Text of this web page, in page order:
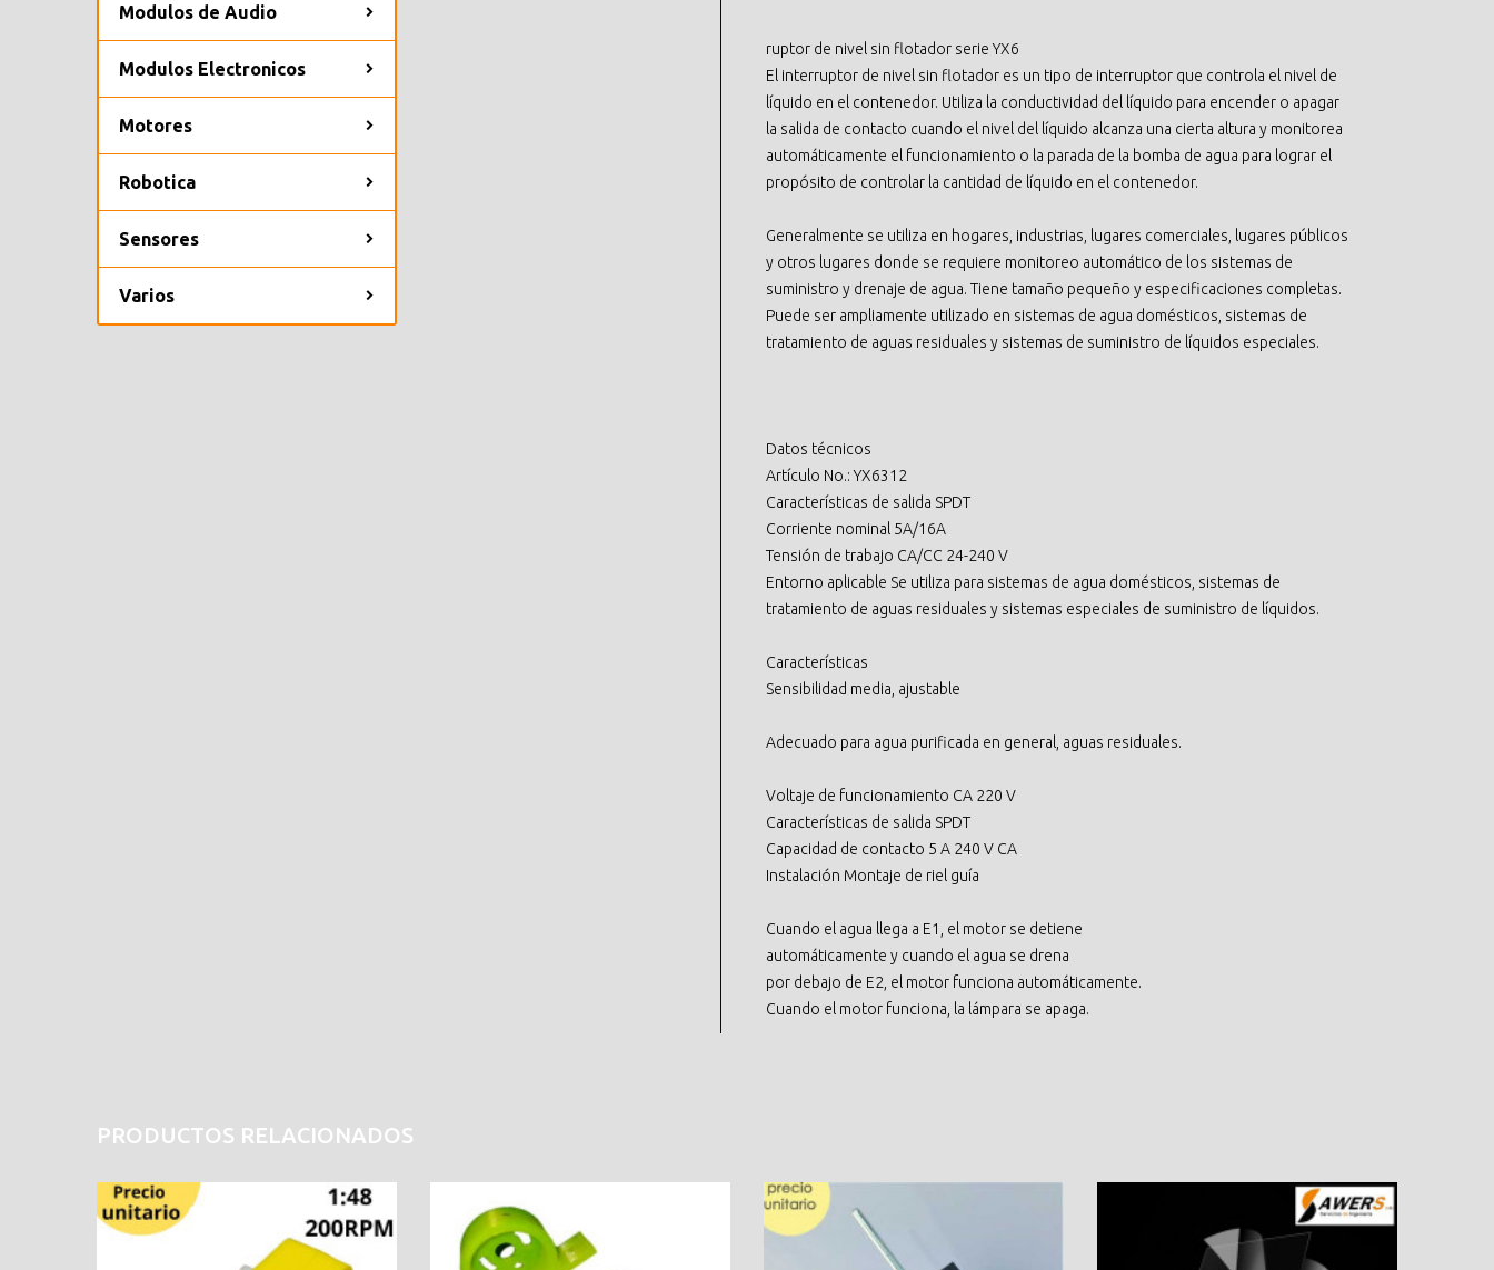
Modulos de Audio
Modulos Electronicos
Motores
Robotica
Sensores
Varios
ruptor de nivel sin flotador serie YX6
El interruptor de nivel sin flotador es un tipo de interruptor que controla el nivel de
líquido en el contenedor. Utiliza la conductividad del líquido para encender o apagar
la salida de contacto cuando el nivel del líquido alcanza una cierta altura y monitorea
automáticamente el funcionamiento o la parada de la bomba de agua para lograr el
propósito de controlar la cantidad de líquido en el contenedor.
Generalmente se utiliza en hogares, industrias, lugares comerciales, lugares públicos
y otros lugares donde se requiere monitoreo automático de los sistemas de
suministro y drenaje de agua. Tiene tamaño pequeño y especificaciones completas.
Puede ser ampliamente utilizado en sistemas de agua domésticos, sistemas de
tratamiento de aguas residuales y sistemas de suministro de líquidos especiales.
Datos técnicos
Artículo No.: YX6312
Características de salida SPDT
Corriente nominal 5A/16A
Tensión de trabajo CA/CC 24-240 V
Entorno aplicable Se utiliza para sistemas de agua domésticos, sistemas de
tratamiento de aguas residuales y sistemas especiales de suministro de líquidos.
Características
Sensibilidad media, ajustable
Adecuado para agua purificada en general, aguas residuales.
Voltaje de funcionamiento CA 220 V
Características de salida SPDT
Capacidad de contacto 5 A 240 V CA
Instalación Montaje de riel guía
Cuando el agua llega a E1, el motor se detiene
automáticamente y cuando el agua se drena
por debajo de E2, el motor funciona automáticamente.
Cuando el motor funciona, la lámpara se apaga.
PRODUCTOS RELACIONADOS